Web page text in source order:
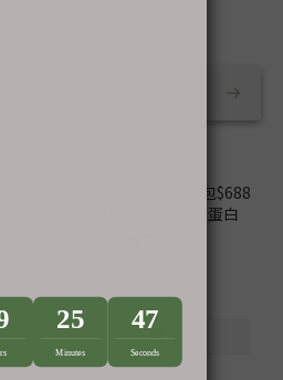
植選蛋白粉｜任選15包$688
優惠組｜PlantsB彼蛋白